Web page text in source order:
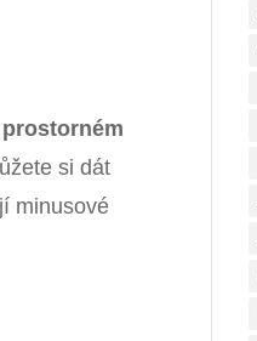
si dát
minusové